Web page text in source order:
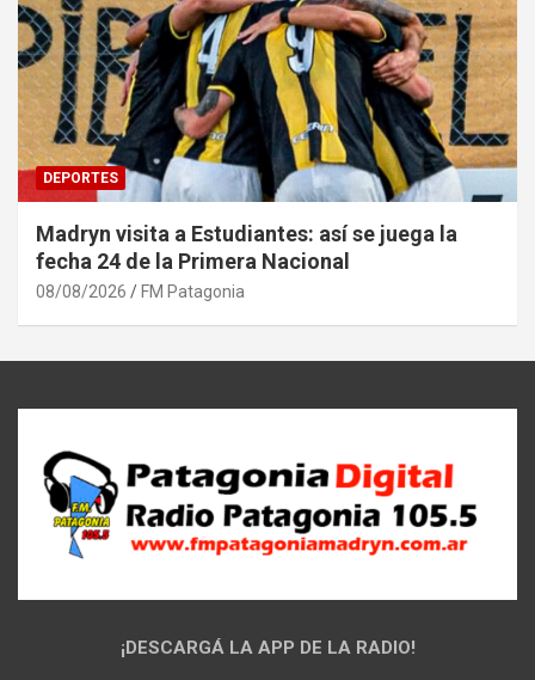
DEPORTES
Madryn visita a Estudiantes: así se juega la
fecha 24 de la Primera Nacional
08/08/2026 FM Patagonia
¡DESCARGÁ LA APP DE LA RADIO!